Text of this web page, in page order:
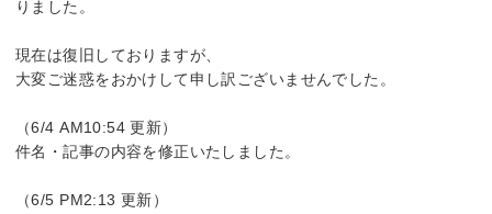
りました。
現在は復旧しておりますが、
大変ご迷惑をおかけして申し訳ございませんでした。
（6/4 AM10:54 更新）
件名・記事の内容を修正いたしました。
（6/5 PM2:13 更新）